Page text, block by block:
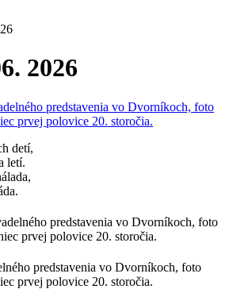
2026
detí,
letí.
predstavenia vo Dvorníkoch, foto
prvej polovice 20. storočia.